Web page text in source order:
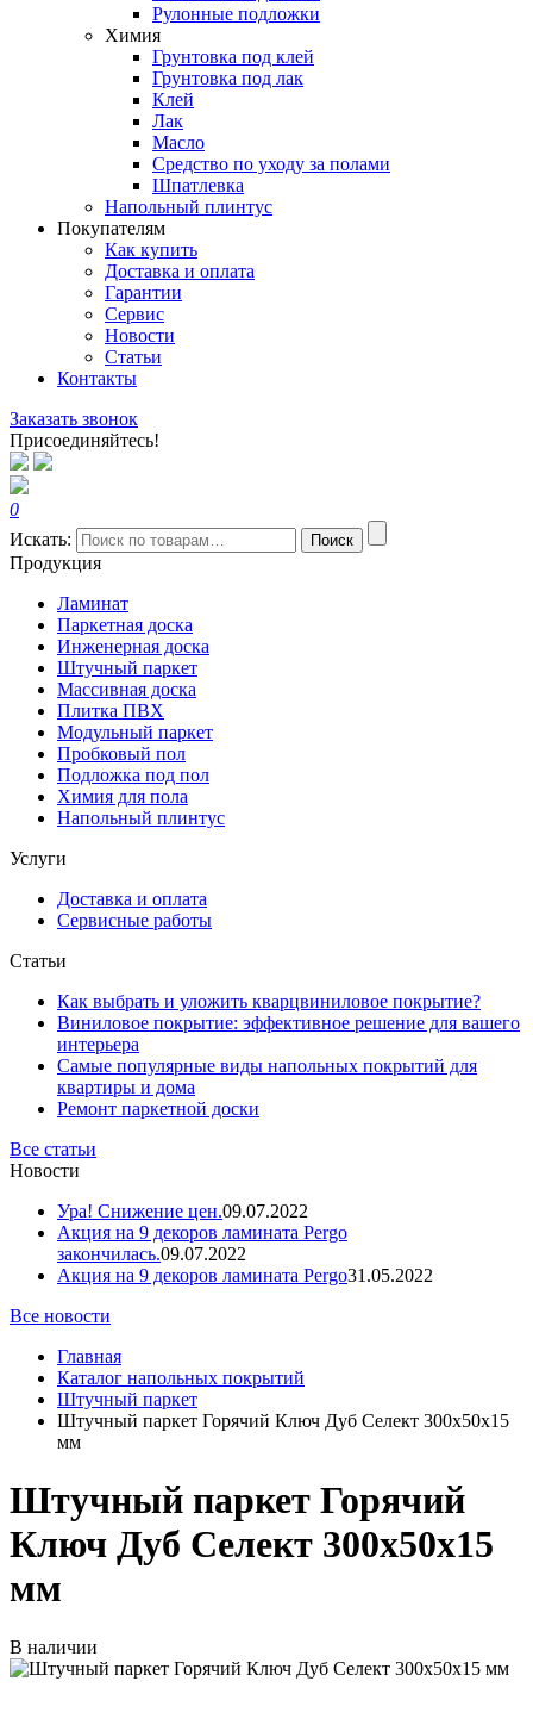
Рулонные подложки
Химия
Грунтовка под клей
Грунтовка под лак
Клей
Лак
Масло
Средство по уходу за полами
Шпатлевка
Напольный плинтус
Покупателям
Как купить
Доставка и оплата
Гарантии
Сервис
Новости
Статьи
Контакты
Заказать звонок
Присоединяйтесь!
0
Искать:
Поиск
Продукция
Ламинат
Паркетная доска
Инженерная доска
Штучный паркет
Массивная доска
Плитка ПВХ
Модульный паркет
Пробковый пол
Подложка под пол
Химия для пола
Напольный плинтус
Услуги
Доставка и оплата
Сервисные работы
Статьи
Как выбрать и уложить кварцвиниловое покрытие?
Виниловое покрытие: эффективное решение для вашего
интерьера
Самые популярные виды напольных покрытий для
квартиры и дома
Ремонт паркетной доски
Все статьи
Новости
Ура! Снижение цен.09.07.2022
Акция на 9 декоров ламината Pergo
закончилась.09.07.2022
Акция на 9 декоров ламината Pergo31.05.2022
Все новости
Главная
Каталог напольных покрытий
Штучный паркет
Штучный паркет Горячий Ключ Дуб Селект 300х50х15
мм
Штучный паркет Горячий
Ключ Дуб Селект 300х50х15
мм
В наличии